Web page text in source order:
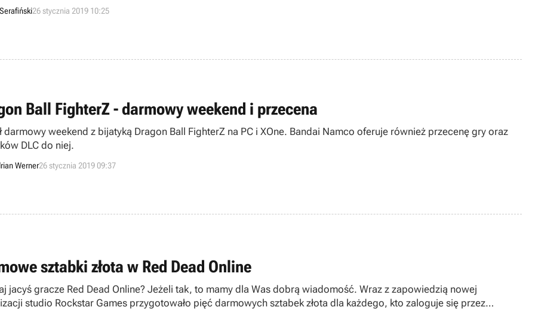
26 stycznia 2019 10:25
Ball FighterZ - darmowy weekend i przecena
darmowy weekend z bijatyką Dragon Ball FighterZ na PC i XOne. Bandai Namco oferuje również przecenę gry oraz
DLC do niej.
Werner26 stycznia 2019 09:37
sztabki złota w Red Dead Online
jacyś gracze Red Dead Online? Jeżeli tak, to mamy dla Was dobrą wiadomość. Wraz z zapowiedzią nowej
studio Rockstar Games przygotowało pięć darmowych sztabek złota dla każdego, kto zaloguje się przez